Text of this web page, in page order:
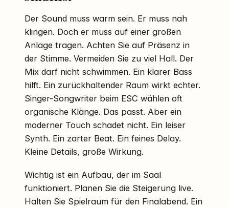
Der Sound muss warm sein. Er muss nah
klingen. Doch er muss auf einer großen
Anlage tragen. Achten Sie auf Präsenz in
der Stimme. Vermeiden Sie zu viel Hall. Der
Mix darf nicht schwimmen. Ein klarer Bass
hilft. Ein zurückhaltender Raum wirkt echter.
Singer-Songwriter beim ESC wählen oft
organische Klänge. Das passt. Aber ein
moderner Touch schadet nicht. Ein leiser
Synth. Ein zarter Beat. Ein feines Delay.
Kleine Details, große Wirkung.
Wichtig ist ein Aufbau, der im Saal
funktioniert. Planen Sie die Steigerung live.
Halten Sie Spielraum für den Finalabend. Ein